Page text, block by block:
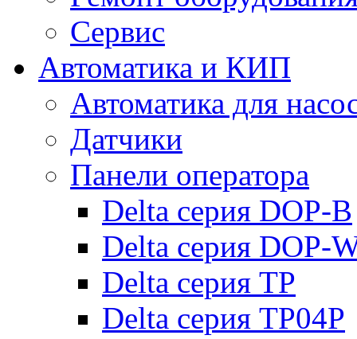
Сервис
Автоматика и КИП
Автоматика для
Датчики
Панели оператора
Delta серия DOP-B
Delta серия DOP-
Delta серия TP
Delta серия TP04P